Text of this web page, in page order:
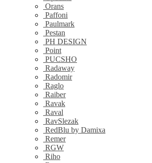
Orans
Paffoni
Paulmark
Pestan
PH DESIGN
Point
PUCSHO
Radaway
Radomir
Raglo
Raiber
Ravak
Raval
RavSlezak
RedBlu by Damixa
Remer
RGW
Riho